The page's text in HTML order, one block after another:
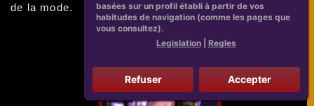
de la mode.
basées sur un profil établi à partir de vos
habitudes de navigation (comme les pages que
vous consultez).
Legislation
Regles
Refuser Accepter